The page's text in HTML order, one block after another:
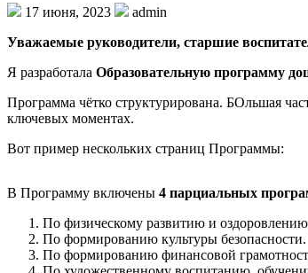
17 июня, 2023
admin
Уважаемые руководители, старшие
Я разработала Образовательную программу
Программа чётко структурирована. БОльшая
ключевых моментах.
Вот пример нескольких страниц Программы:
В Программу включены 4 парциальных
По физическому развитию и
По формированию культуры безопасности.
По формированию финансовой